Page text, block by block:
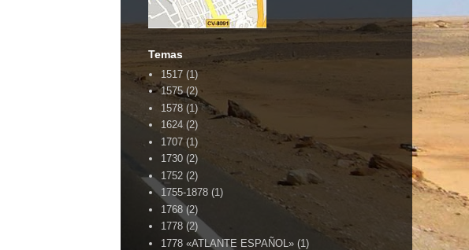
Temas
1517 (1)
1575 (2)
1578 (1)
1624 (2)
1707 (1)
1730 (2)
1752 (2)
1755-1878 (1)
1768 (2)
1778 (2)
1778 «ATLANTE ESPAÑOL» (1)